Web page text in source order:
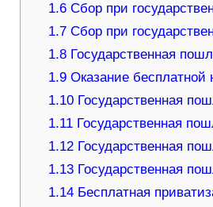
1.6 Сбор при
1.7 Сбор при
1.8 Государственная
1.9 Оказание
1.10 Государственная
1.11 Государственная
1.12 Государственная
1.13 Государственная
1.14 Бесплатная